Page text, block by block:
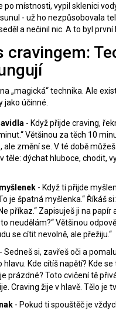
po místnosti, vypil sklenici
- už ho nezpůsobovala
a nečinil nic. A to byl první
cravingem:
„magická“ technika. Ale
jako účinné.
- Když přijde craving,
Většinou za těch 10
ale změní se. V té době
těle: dýchat hluboce, chodit,
- Když ti přijde
je špatná myšlenka.“ Říkáš
příkaz.“ Zapisuješ ji na papír
neudělám?“ Většinou
se cítit nevolně, ale přežiju.“
- Sedneš si, zavřeš oči a
hlavu. Kde cítíš napětí? Kde se
prázdné? Toto cvičení tě
Craving žije v hlavě. Tělo je
- Pokud ti spouštěč je